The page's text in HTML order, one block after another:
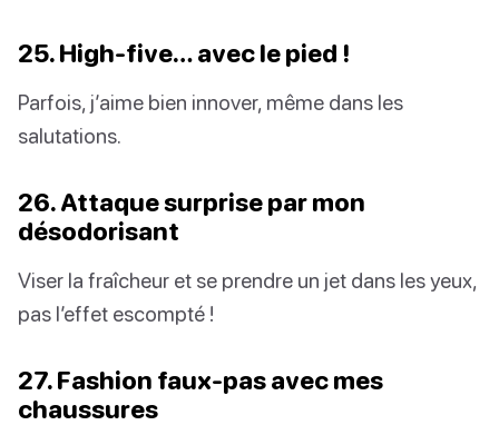
25. High-five… avec le pied !
Parfois, j’aime bien innover, même dans les
salutations.
26. Attaque surprise par mon
désodorisant
Viser la fraîcheur et se prendre un jet dans les yeux,
pas l’effet escompté !
27. Fashion faux-pas avec mes
chaussures